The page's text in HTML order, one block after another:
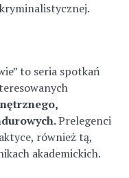
to seria spotkań
Prelegenci
również tą,
akademickich.